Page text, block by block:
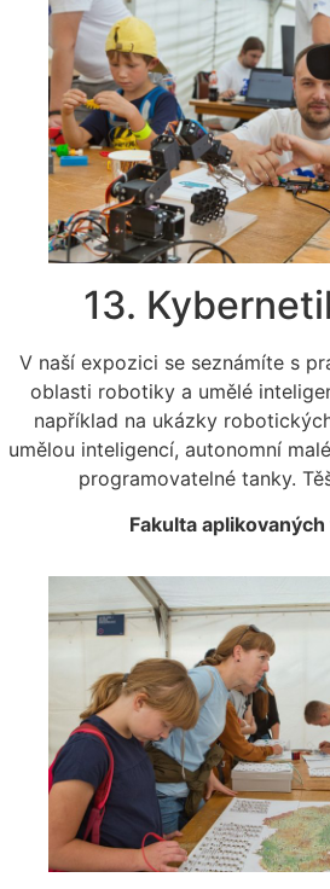
13.
V naší expozici se seznámíte s
oblasti robotiky a umělé
například na ukázky
umělou inteligencí, autonomní
programovatelné tanky.
Fakulta